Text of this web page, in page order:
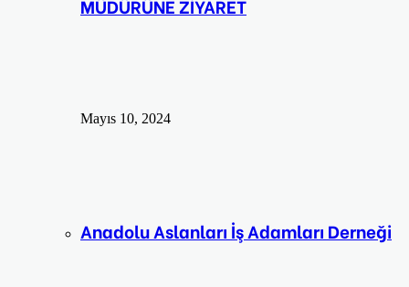
MÜDÜRÜNE ZİYARET
Mayıs 10, 2024
Anadolu Aslanları İş Adamları Derneği